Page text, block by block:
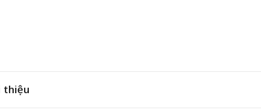
thiệu